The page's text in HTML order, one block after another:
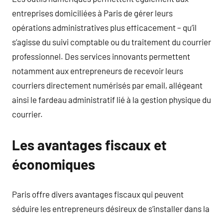
entreprises domiciliées à Paris de gérer leurs
opérations administratives plus efficacement – qu’il
s’agisse du suivi comptable ou du traitement du courrier
professionnel. Des services innovants permettent
notamment aux entrepreneurs de recevoir leurs
courriers directement numérisés par email, allégeant
ainsi le fardeau administratif lié à la gestion physique du
courrier.
Les avantages fiscaux et
économiques
Paris offre divers avantages fiscaux qui peuvent
séduire les entrepreneurs désireux de s’installer dans la